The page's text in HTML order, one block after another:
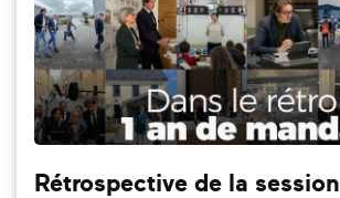
Rétrospective de la session